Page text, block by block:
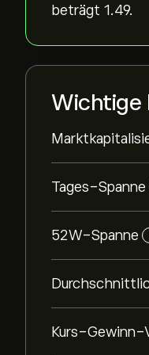
beträgt 1.49.
Wichtige
Tages-Spanne
52W-Spanne
Kurs-Gewinn-